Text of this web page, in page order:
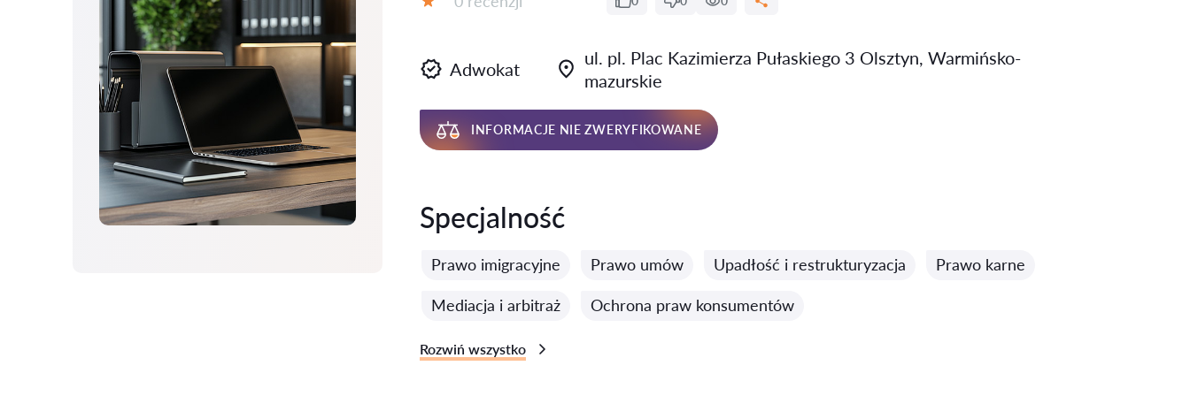
Adwokat
ul. pl. Plac Kazimierza Pułaskiego 3 Olsztyn, Warmińsko-
mazurskie
INFORMACJE NIE ZWERYFIKOWANE
Specjalność
Prawo imigracyjne Prawo umów Upadłość i restrukturyzacja Prawo karne
Mediacja i arbitraż Ochrona praw konsumentów
Rozwiń wszystko